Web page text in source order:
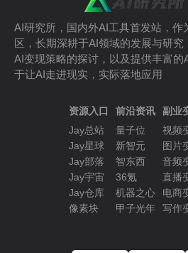
AI研究所，国内外AI工具首发站，作
区，长期深耕于AI领域的发展与研究
AI变现策略的探讨，以及提供丰富的
于让AI走进现实，实际落地应用
资源入口
Jay总站
Jay星球
Jay部落
Jay宇宙
Jay仓库
像素块
前沿资讯
量子位
新智元
智东西
36氪
机器之心
甲子光年
副业
视频
图片
音频
直播
电商
写作